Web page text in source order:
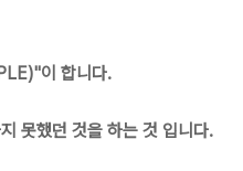
이 합니다.
못했던 것을 하는 것 입니다.